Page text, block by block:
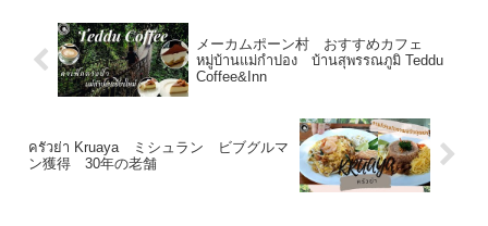
メーカムポーン村 おすすめカフェ
หมู่บ้านแม่กำปอง บ้านสุพรรณภูมิ Teddu
Coffee&Inn
ครัวย่า Kruaya ミシュラン ビブグルマ
ン獲得 30年の老舗